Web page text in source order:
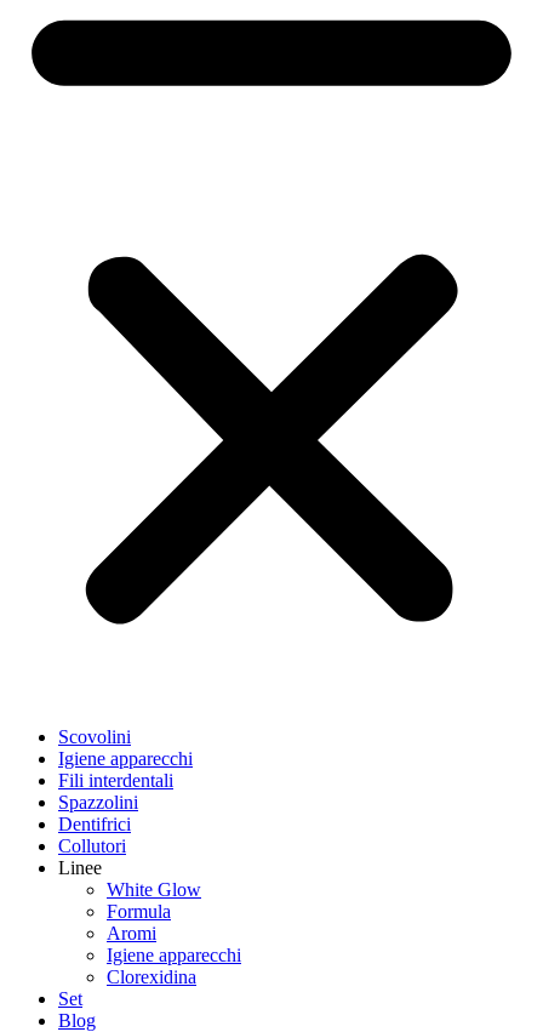
Scovolini
Igiene apparecchi
Fili interdentali
Spazzolini
Dentifrici
Collutori
Linee
White Glow
Formula
Aromi
Igiene apparecchi
Clorexidina
Set
Blog